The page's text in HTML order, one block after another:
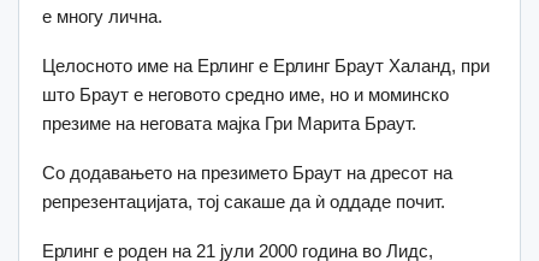
е многу лична.
Целосното име на Ерлинг е Ерлинг Браут Халанд, при
што Браут е неговото средно име, но и моминско
презиме на неговата мајка Гри Марита Браут.
Со додавањето на презимето Браут на дресот на
репрезентацијата, тој сакаше да ѝ оддаде почит.
Ерлинг е роден на 21 јули 2000 година во Лидс,